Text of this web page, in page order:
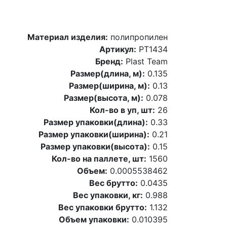
Материал изделия: полипропилен
Артикул: PT1434
Бренд: Plast Team
Размер(длина, м): 0.135
Размер(ширина, м): 0.13
Размер(высота, м): 0.078
Кол-во в уп, шт: 26
Размер упаковки(длина): 0.33
Размер упаковки(ширина): 0.21
Размер упаковки(высота): 0.15
Кол-во на паллете, шт: 1560
Объем: 0.0005538462
Вес брутто: 0.0435
Вес упаковки, кг: 0.988
Вес упаковки брутто: 1.132
Объем упаковки: 0.010395